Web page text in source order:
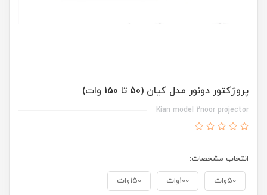
پروژکتور دونور مدل کیان (50 تا 150 وات)
Kian model 2noor projector
انتخاب مشخصات:
50وات 100وات 150وات